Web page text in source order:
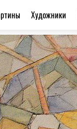
Художники